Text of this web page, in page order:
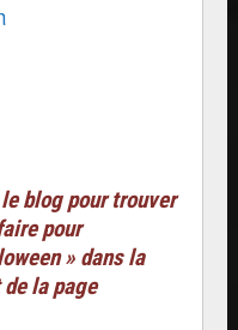
blog pour trouver
pour
» dans la
la page